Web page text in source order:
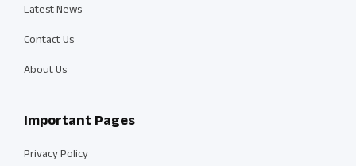
Latest News
Contact Us
About Us
Important Pages
Privacy Policy